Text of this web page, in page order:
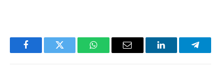
FacebookTwitter WhatsAppEmail LinkedIn